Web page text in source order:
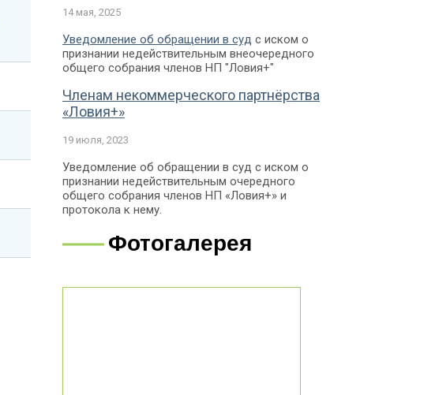
14 мая, 2025
Уведомление об обращении в суд с иском о
признании недействительным внеочередного
общего собрания членов НП "Ловия+"
Членам некоммерческого партнёрства
«Ловия+»
19 июля, 2023
Уведомление об обращении в суд с иском о
признании недействительным очередного
общего собрания членов НП «Ловия+» и
протокола к нему.
Фотогалерея